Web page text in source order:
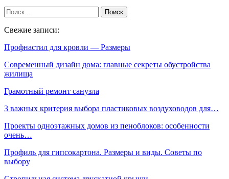
Свежие записи:
Профнастил для кровли — Размеры
Современный дизайн дома: главные секреты обустройства
жилища
Грамотный ремонт санузла
3 важных критерия выбора пластиковых воздуховодов для…
Проекты одноэтажных домов из пеноблоков: особенности
очень…
Профиль для гипсокартона. Размеры и виды. Советы по
выбору